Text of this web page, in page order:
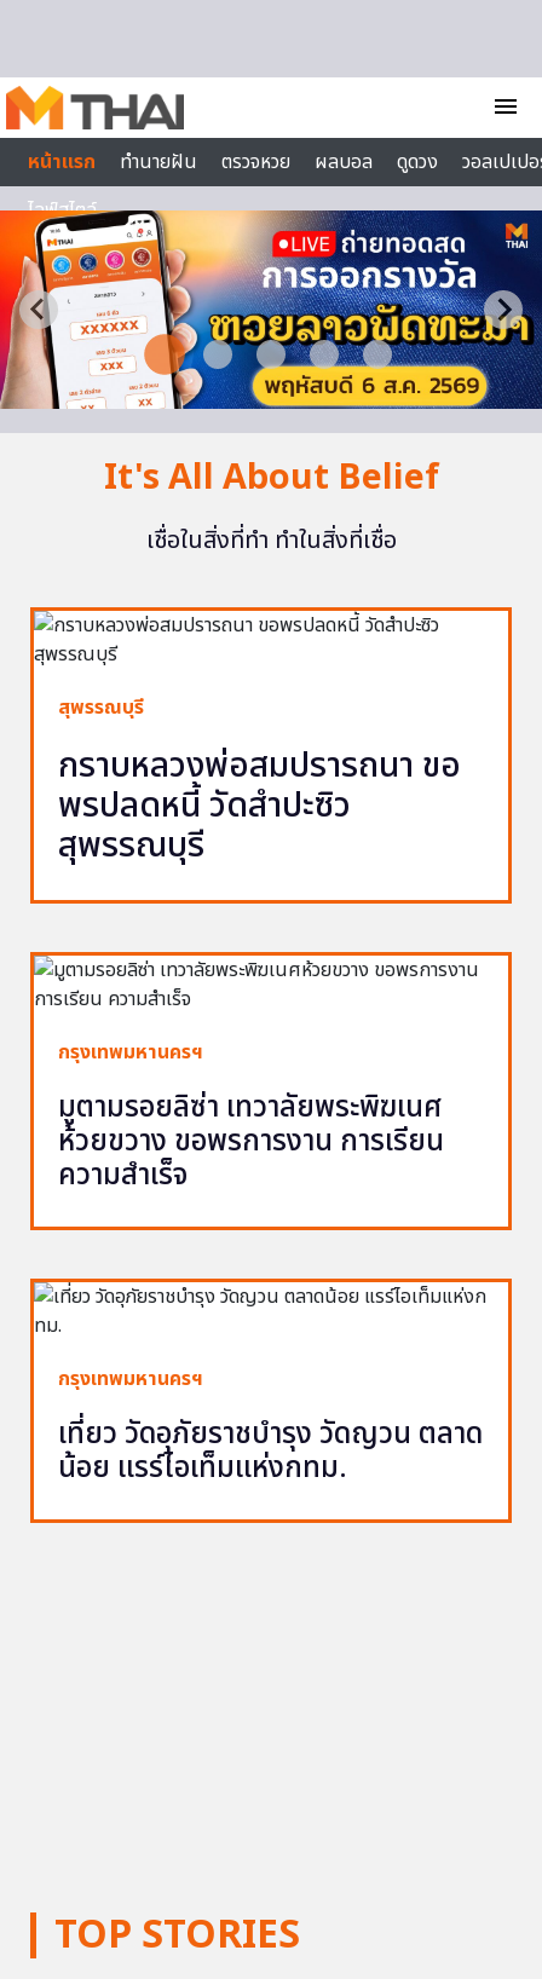
menu
หน้าแรก
ทำนายฝัน ตรวจหวย ผลบอล ดูดวง
วอลเปเป
ไลฟ์สไตล์
It's All About Belief
เชื่อในสิ่งที่ทำ ทำในสิ่งที่เชื่อ
TOP STORIES
สุพรรณบุรี
กราบหลวงพ่อสมปรารถนา ขอ
พรปลดหนี้ วัดสำปะซิว
สุพรรณบุรี
กรุงเทพมหานครฯ
มูตามรอยลิซ่า เทวาลัยพระพิฆเนศ
ห้วยขวาง ขอพรการงาน การเรียน
ความสำเร็จ
กรุงเทพมหานครฯ
เที่ยว วัดอุภัยราชบำรุง วัดญวน ตลาด
น้อย แรร์ไอเท็มแห่งกทม.